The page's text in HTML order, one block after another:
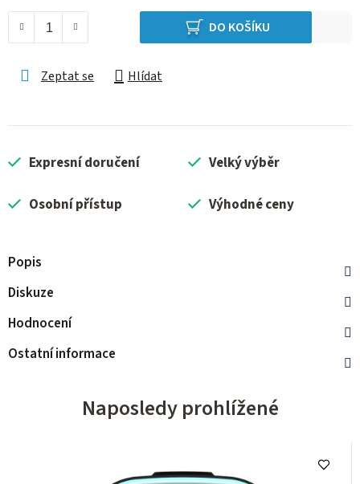
DO KOŠÍKU
Zeptat se Hlídat
Expresní doručení Velký výběr
Osobní přístup Výhodné ceny
Popis
Diskuze
Hodnocení
Ostatní informace
Naposledy prohlížené